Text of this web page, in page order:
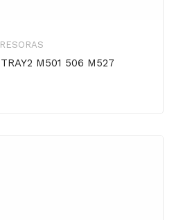
M501 506 M527